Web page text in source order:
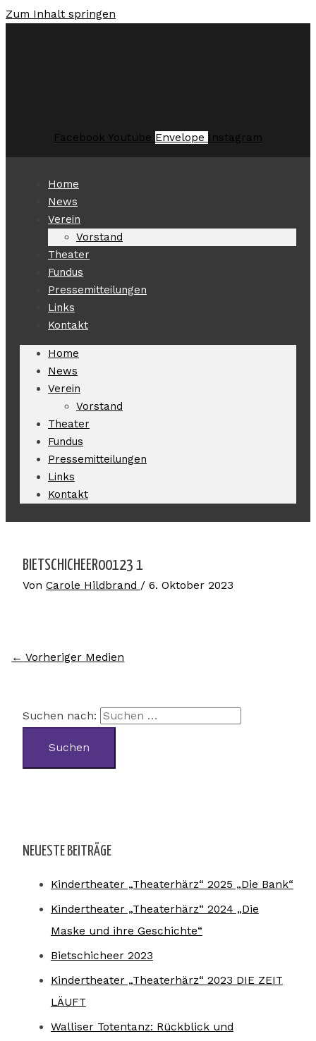
Zum Inhalt springen
Facebook Youtube Envelope Instagram
Home
News
Verein
Vorstand
Theater
Fundus
Pressemitteilungen
Links
Kontakt
Home
News
Verein
Vorstand
Theater
Fundus
Pressemitteilungen
Links
Kontakt
BIETSCHICHEER00123 1
Von Carole Hildbrand / 6. Oktober 2023
← Vorheriger Medien
Suchen nach:
NEUESTE BEITRÄGE
Kindertheater „Theaterhärz“ 2025 „Die Bank“
Kindertheater „Theaterhärz“ 2024 „Die
Maske und ihre Geschichte“
Bietschicheer 2023
Kindertheater „Theaterhärz“ 2023 DIE ZEIT
LÄUFT
Walliser Totentanz: Rückblick und